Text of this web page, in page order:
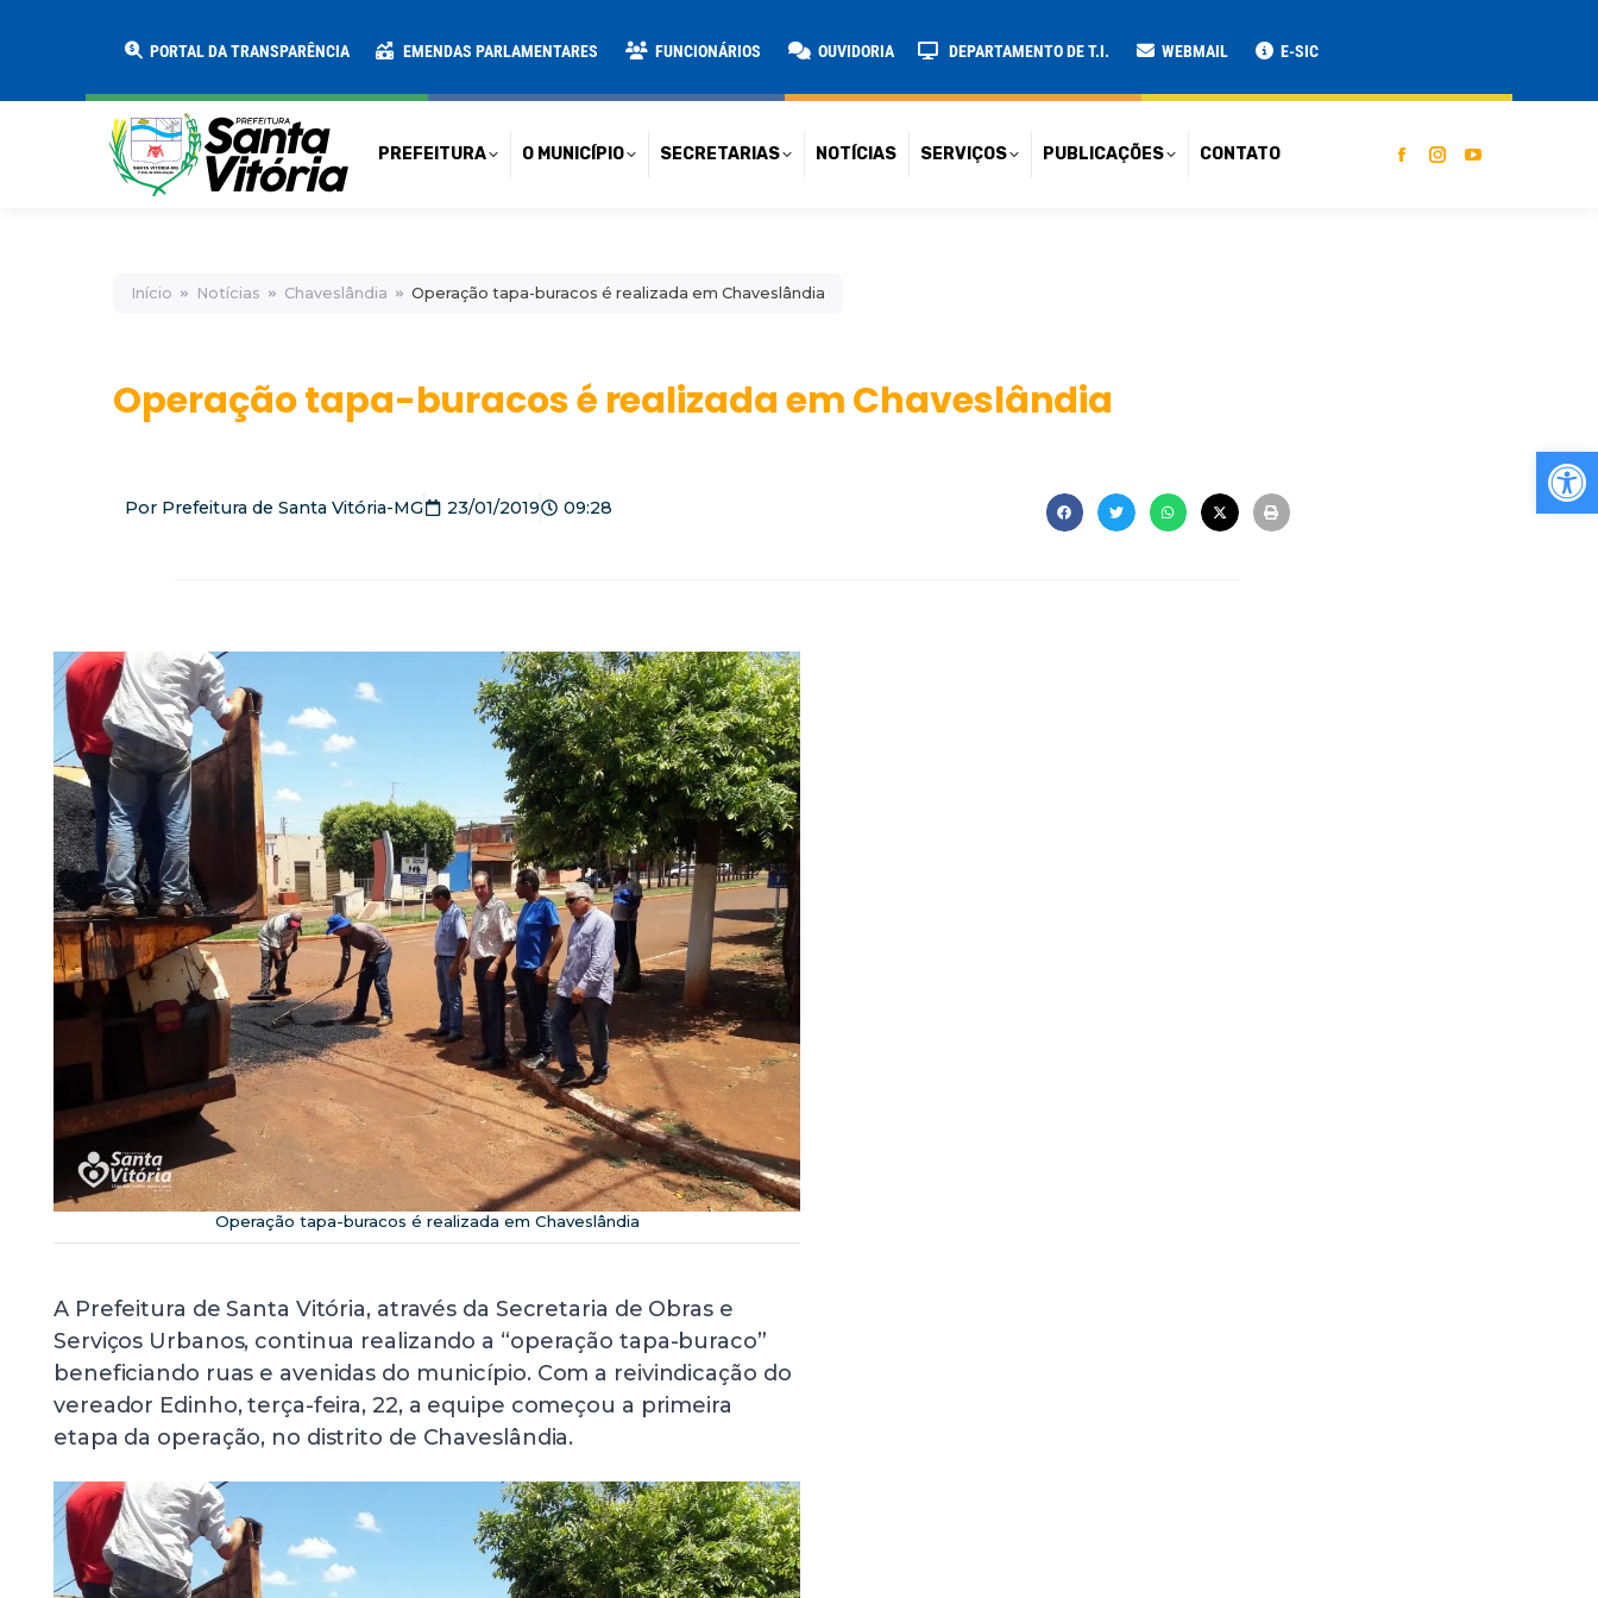
PORTAL DA TRANSPARÊNCIA EMENDAS PARLAMENTARES FUNCIONÁRIOS OUVIDORIA DEPARTAMENTO DE T.I. WEBMAIL E-SIC
PREFEITURA O MUNICÍPIO SECRETARIAS NOTÍCIAS SERVIÇOS PUBLICAÇÕES CONTATO
Início Notícias Chaveslândia Operação tapa-buracos é realizada em Chaveslândia
Operação tapa-buracos é realizada em Chaveslândia
Por Prefeitura de Santa Vitória-MG 23/01/2019 09:28
Operação tapa-buracos é realizada em Chaveslândia
A Prefeitura de Santa Vitória, através da Secretaria de Obras e
Serviços Urbanos, continua realizando a “operação tapa-buraco”
beneficiando ruas e avenidas do município. Com a reivindicação do
vereador Edinho, terça-feira, 22, a equipe começou a primeira
etapa da operação, no distrito de Chaveslândia.